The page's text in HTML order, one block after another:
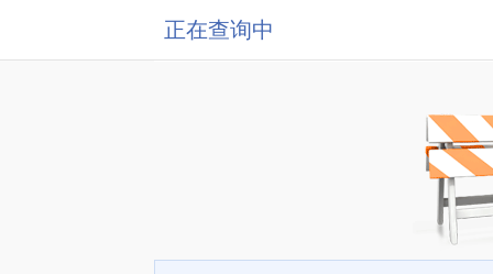
正在查询中